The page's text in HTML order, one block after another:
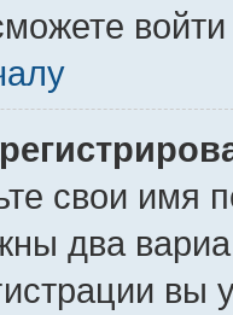
свои имя
два
вы